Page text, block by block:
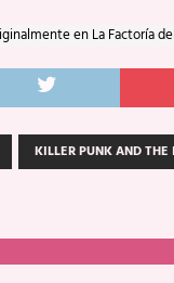
en La Factoría
KILLER PUNK AND THE